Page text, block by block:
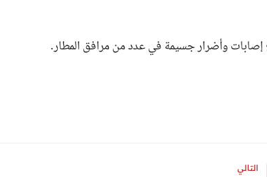
إصابات وأضرار جسيمة في عدد من مرافق المطار.
التالي